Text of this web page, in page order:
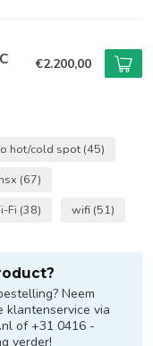
€2.200,00
hot/cold spot (45)
(67)
Fi (38) wifi (51)
Neem
klantenservice via
of +31 0416 -
verder!